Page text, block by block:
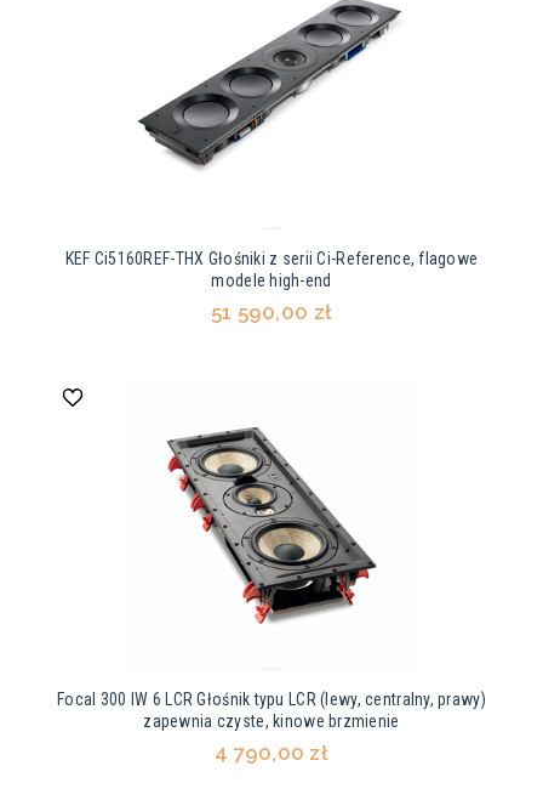
KEF Ci5160REF-THX Głośniki z serii Ci-Reference, flagowe
modele high-end
51 590,00 zł
Focal 300 IW 6 LCR Głośnik typu LCR (lewy, centralny, prawy)
zapewnia czyste, kinowe brzmienie
4 790,00 zł